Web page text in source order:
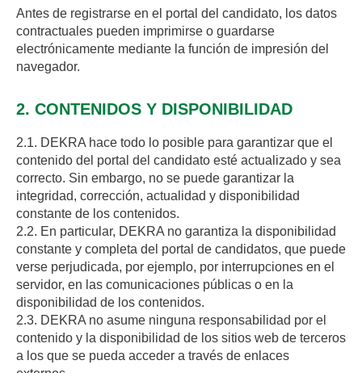
Antes de registrarse en el portal del candidato, los datos
contractuales pueden imprimirse o guardarse
electrónicamente mediante la función de impresión del
navegador.
2. CONTENIDOS Y DISPONIBILIDAD
2.1. DEKRA hace todo lo posible para garantizar que el
contenido del portal del candidato esté actualizado y sea
correcto. Sin embargo, no se puede garantizar la
integridad, corrección, actualidad y disponibilidad
constante de los contenidos.
2.2. En particular, DEKRA no garantiza la disponibilidad
constante y completa del portal de candidatos, que puede
verse perjudicada, por ejemplo, por interrupciones en el
servidor, en las comunicaciones públicas o en la
disponibilidad de los contenidos.
2.3. DEKRA no asume ninguna responsabilidad por el
contenido y la disponibilidad de los sitios web de terceros
a los que se pueda acceder a través de enlaces